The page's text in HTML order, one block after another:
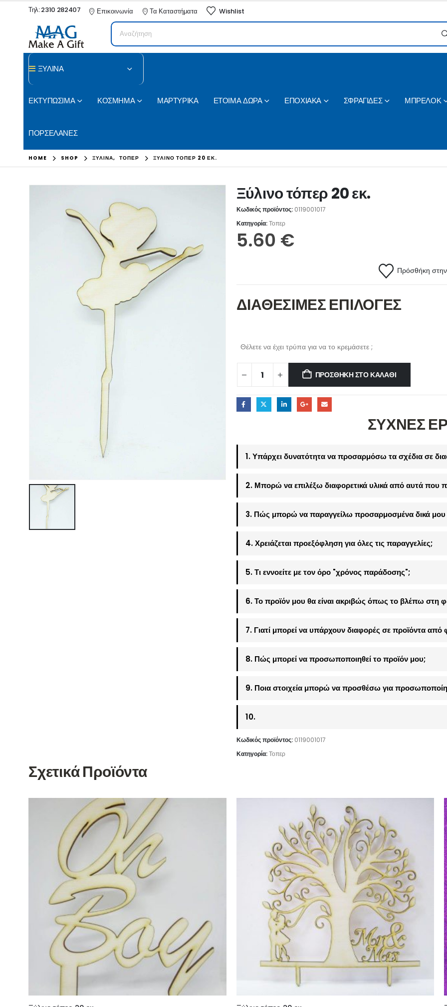
Τηλ: 2310 282407 Επικοινωνία Τα Καταστήματα Wishlist
ΞΥΛΙΝΑ
ΕΚΤΥΠΩΣΙΜΑ ΚΟΣΜΗΜΑ ΜΑΡΤΥΡΙΚΑ ΕΤΟΙΜΑ ΔΩΡΑ ΕΠΟΧΙΑΚΑ ΣΦΡΑΓΙΔΕΣ ΜΠΡΕΛΟΚ
ΠΟΡΣΕΛΑΝΕΣ
HOME SHOP ΞΥΛΙΝΑ, ΤΟΠΕΡ ΞΎΛΙΝΟ ΤΌΠΕΡ 20 ΕΚ.
Ξύλινο τόπερ 20 εκ.
Κωδικός προϊόντος: 0119001017
Κατηγορία:Τοπερ
5.60 €
Πρόσθήκη στην
ΔΙΑΘΕΣΙΜΕΣ ΕΠΙΛΟΓΕΣ
Θέλετε να έχει τρύπα για να το κρεμάσετε ;
ΠΡΟΣΘΉΚΗ ΣΤΟ ΚΑΛΆΘΙ
ΣΥΧΝΕΣ
1. Υπάρχει δυνατότητα να προσαρμόσω τα σχέδια σε
2. Μπορώ να επιλέξω διαφορετικά υλικά από αυτά που
3. Πώς μπορώ να παραγγείλω προσαρμοσμένα δικά μου
4. Χρειάζεται προεξόφληση για όλες τις παραγγελίες;
5. Τι εννοείτε με τον όρο "χρόνος παράδοσης";
6. Το προϊόν μου θα είναι ακριβώς όπως το βλέπω στη
7. Γιατί μπορεί να υπάρχουν διαφορές σε προϊόντα από
8. Πώς μπορεί να προσωποποιηθεί το προϊόν μου;
9. Ποια στοιχεία μπορώ να προσθέσω για
10.
Κωδικός προϊόντος: 0119001017
Κατηγορία:Τοπερ
Σχετικά Προϊόντα